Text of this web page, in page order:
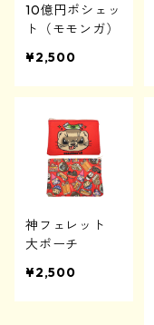
10億円ポシェッ
ト（モモンガ）
¥2,500
神フェレット
大ポーチ
¥2,500